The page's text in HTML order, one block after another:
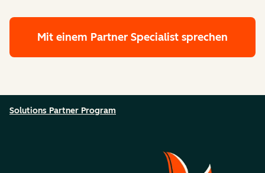
Mit einem Partner Specialist sprechen
Solutions Partner Program